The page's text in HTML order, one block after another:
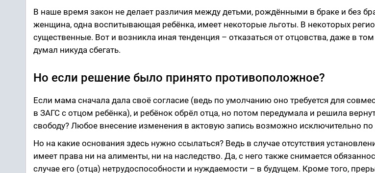
В наше время закон не делает различия между детьми, рождёнными в браке и без
женщина, одна воспитывающая ребёнка, имеет некоторые льготы. В некоторых
существенные. Вот и возникла иная тенденция – отказаться от отцовства, даже в том
думал никуда сбегать.
Но если решение было принято противоположное?
Если мама сначала дала своё согласие (ведь по умолчанию оно требуется для
в ЗАГС с отцом ребёнка), и ребёнок обрёл отца, но потом передумала и решила
свободу? Любое внесение изменения в актовую запись возможно исключительно
Но на какие основания здесь нужно ссылаться? Ведь в случае отсутствия
имеет права ни на алименты, ни на наследство. Да, с него также снимается
случае его (отца) нетрудоспособности и нуждаемости – в будущем. Кроме того,